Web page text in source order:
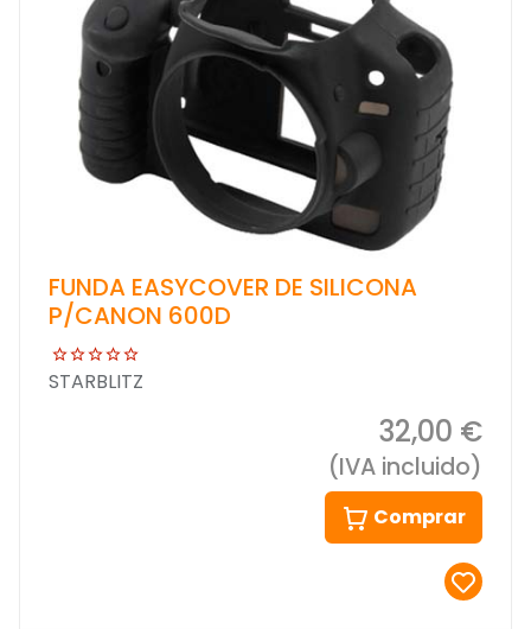
FUNDA EASYCOVER DE SILICONA
P/CANON 600D
STARBLITZ
32,00 €
(IVA incluido)
Comprar